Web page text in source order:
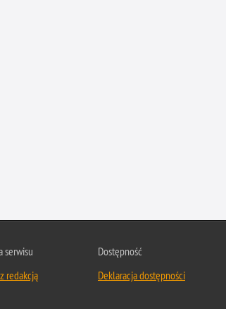
serwisu
redakcją
Dostępność
Deklaracja dostępności